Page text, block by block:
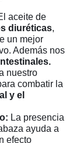
aceite de
diuréticas,
un mejor
Además nos
nuestro
combatir la
y el
La presencia
ayuda a
efecto